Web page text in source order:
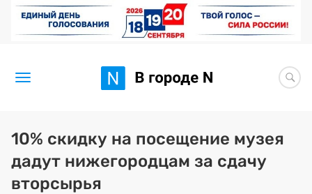
Новости
Статьи
10% скидку на посещение музея
дадут нижегородцам за сдачу
вторсырья